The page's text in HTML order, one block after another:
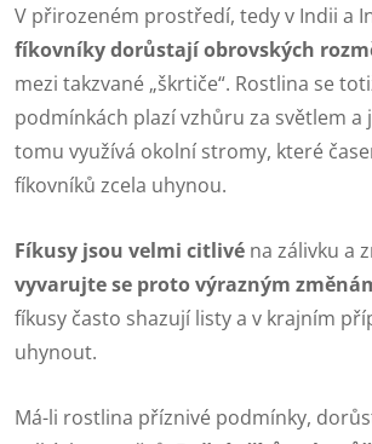
V přirozeném prostředí, tedy v Indii a
fíkovníky dorůstají obrovských
mezi takzvané „škrtiče“. Rostlina se
podmínkách plazí vzhůru za světlem a
tomu využívá okolní stromy, které
fíkovníků zcela uhynou.
Fíkusy jsou velmi citlivé na zálivku a
vyvarujte se proto výrazným
fíkusy často shazují listy a v krajním
uhynout.
Má-li rostlina příznivé podmínky,